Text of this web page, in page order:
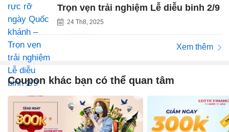
Trọn vẹn trải nghiệm Lễ diễu binh 2/9
24 Th8, 2025
Xem thêm
Coupon khác bạn có thể quan tâm